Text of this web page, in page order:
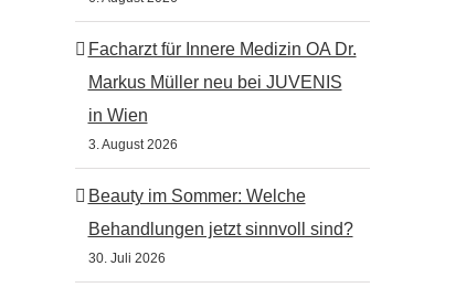
Facharzt für Innere Medizin OA Dr.
Markus Müller neu bei JUVENIS
in Wien
3. August 2026
Beauty im Sommer: Welche
Behandlungen jetzt sinnvoll sind?
30. Juli 2026